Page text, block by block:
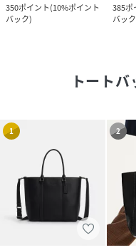
350ポイント(10%ポイント
バック)
385ポ
バック
トートバ
1 2